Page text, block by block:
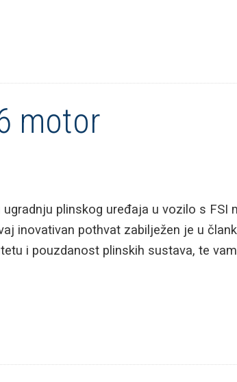
motor
plinskog uređaja u vozilo s FSI
inovativan pothvat zabilježen je u
i pouzdanost plinskih sustava, te